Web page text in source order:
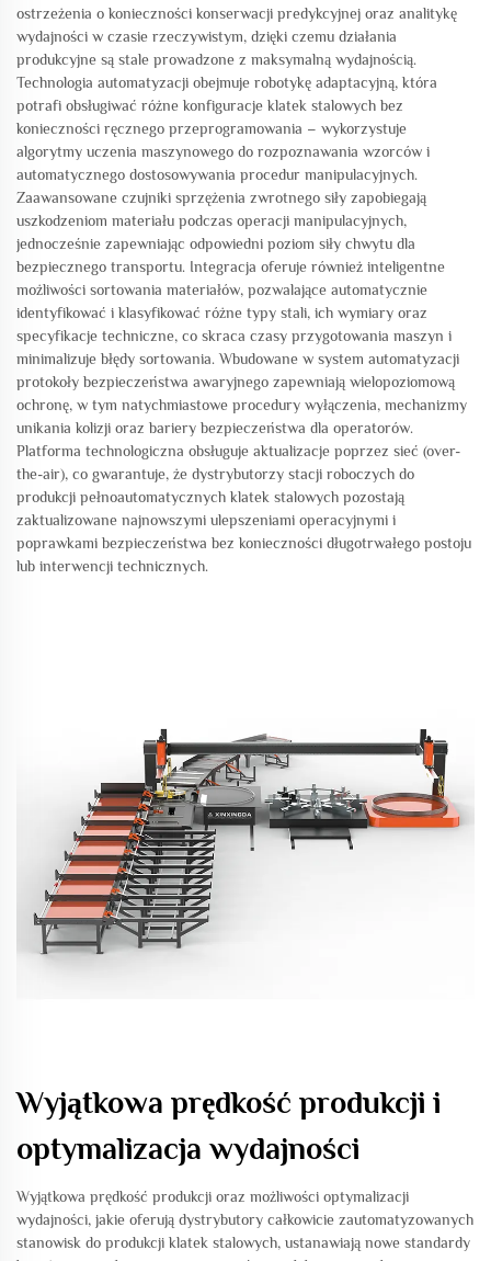
ostrzeżenia o konieczności konserwacji predykcyjnej oraz analitykę
wydajności w czasie rzeczywistym, dzięki czemu działania
produkcyjne są stale prowadzone z maksymalną wydajnością.
Technologia automatyzacji obejmuje robotykę adaptacyjną, która
potrafi obsługiwać różne konfiguracje klatek stalowych bez
konieczności ręcznego przeprogramowania – wykorzystuje
algorytmy uczenia maszynowego do rozpoznawania wzorców i
automatycznego dostosowywania procedur manipulacyjnych.
Zaawansowane czujniki sprzężenia zwrotnego siły zapobiegają
uszkodzeniom materiału podczas operacji manipulacyjnych,
jednocześnie zapewniając odpowiedni poziom siły chwytu dla
bezpiecznego transportu. Integracja oferuje również inteligentne
możliwości sortowania materiałów, pozwalające automatycznie
identyfikować i klasyfikować różne typy stali, ich wymiary oraz
specyfikacje techniczne, co skraca czasy przygotowania maszyn i
minimalizuje błędy sortowania. Wbudowane w system automatyzacji
protokoły bezpieczeństwa awaryjnego zapewniają wielopoziomową
ochronę, w tym natychmiastowe procedury wyłączenia, mechanizmy
unikania kolizji oraz bariery bezpieczeństwa dla operatorów.
Platforma technologiczna obsługuje aktualizacje poprzez sieć (over-
the-air), co gwarantuje, że dystrybutorzy stacji roboczych do
produkcji pełnoautomatycznych klatek stalowych pozostają
zaktualizowane najnowszymi ulepszeniami operacyjnymi i
poprawkami bezpieczeństwa bez konieczności długotrwałego postoju
lub interwencji technicznych.
Wyjątkowa prędkość produkcji i
optymalizacja wydajności
Wyjątkowa prędkość produkcji oraz możliwości optymalizacji
wydajności, jakie oferują dystrybutory całkowicie zautomatyzowanych
stanowisk do produkcji klatek stalowych, ustanawiają nowe standardy